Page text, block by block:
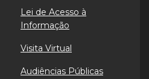
Lei de Acesso à
Informação
Visita Virtual
Audiências Públicas